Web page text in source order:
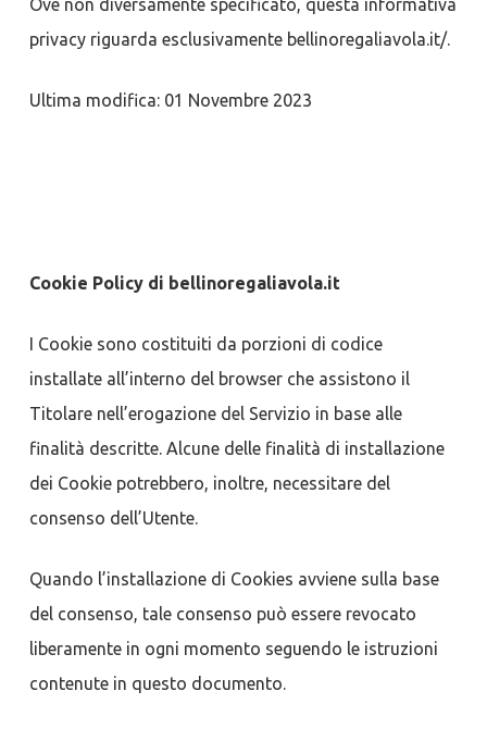
Ove non diversamente specificato, questa informativa
privacy riguarda esclusivamente bellinoregaliavola.it/.
Ultima modifica: 01 Novembre 2023
Cookie Policy di bellinoregaliavola.it
I Cookie sono costituiti da porzioni di codice
installate all’interno del browser che assistono il
Titolare nell’erogazione del Servizio in base alle
finalità descritte. Alcune delle finalità di installazione
dei Cookie potrebbero, inoltre, necessitare del
consenso dell’Utente.
Quando l’installazione di Cookies avviene sulla base
del consenso, tale consenso può essere revocato
liberamente in ogni momento seguendo le istruzioni
contenute in questo documento.